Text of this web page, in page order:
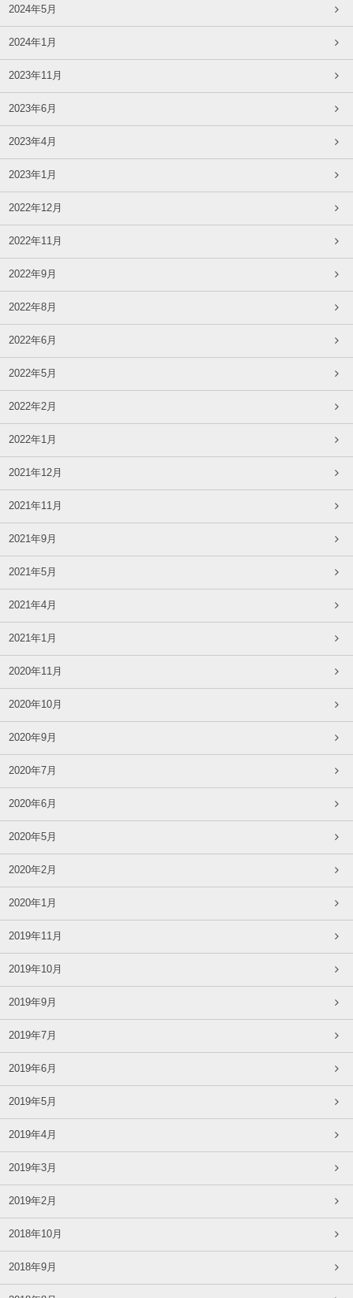
2024年5月
2024年1月
2023年11月
2023年6月
2023年4月
2023年1月
2022年12月
2022年11月
2022年9月
2022年8月
2022年6月
2022年5月
2022年2月
2022年1月
2021年12月
2021年11月
2021年9月
2021年5月
2021年4月
2021年1月
2020年11月
2020年10月
2020年9月
2020年7月
2020年6月
2020年5月
2020年2月
2020年1月
2019年11月
2019年10月
2019年9月
2019年7月
2019年6月
2019年5月
2019年4月
2019年3月
2019年2月
2018年10月
2018年9月